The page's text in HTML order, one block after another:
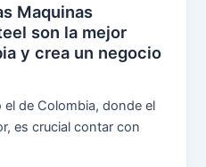
Maquinas
son la mejor
y crea un negocio
de Colombia, donde el
es crucial contar con